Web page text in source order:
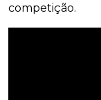
competição.